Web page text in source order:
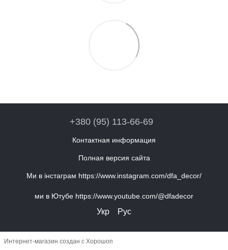
+380 (95) 113-66-69
Контактная информация
Полная версия сайта
Ми в інстаграм https://www.instagram.com/dfa_decor/
ми в Ютубе https://www.youtube.com/@dfadecor
Укр Рус
Интернет-магазин создан с Хорошоп